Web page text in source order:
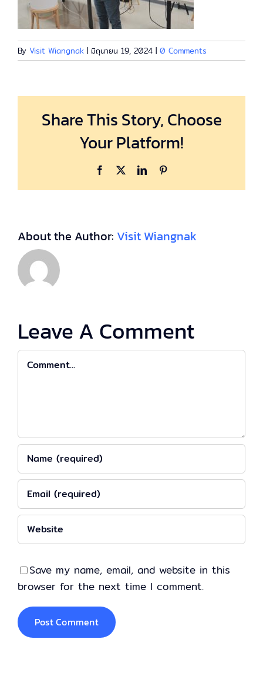
By Visit Wiangnak | มิถุนายน 19, 2024 | 0 Comments
Share This Story, Choose
Your Platform!
Facebook LinkedIn
About the Author: Visit Wiangnak
Leave A Comment
Comment
Save my name, email, and website in this
browser for the next time I comment.